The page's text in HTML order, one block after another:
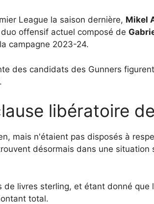
League la saison dernière, Mikel
offensif actuel composé de
campagne 2023-24.
des candidats des Gunners
libératoire
mais n'étaient pas disposés à
désormais dans une situation
livres sterling, et étant donné
total.